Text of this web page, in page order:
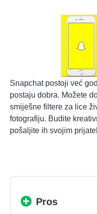
Snapchat postoji već
postaju dobra. Možete
smiješne filtere za lice
fotografiju. Budite
pošaljite ih svojim
Pros